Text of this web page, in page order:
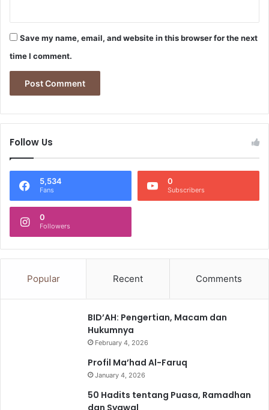
Save my name, email, and website in this browser for the next
time I comment.
Follow Us
5,534
Fans
0
Subscribers
0
Followers
Popular Recent Comments
BID’AH: Pengertian, Macam dan
Hukumnya
February 4, 2026
Profil Ma’had Al-Faruq
January 4, 2026
50 Hadits tentang Puasa, Ramadhan